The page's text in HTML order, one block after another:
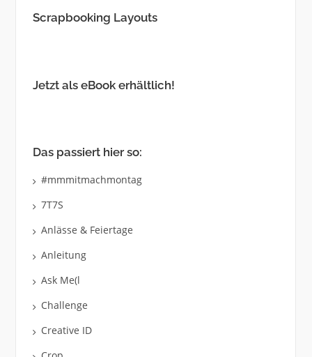
Scrapbooking Layouts
Jetzt als eBook erhältlich!
Das passiert hier so:
#mmmitmachmontag
7T7S
Anlässe & Feiertage
Anleitung
Ask Me(l
Challenge
Creative ID